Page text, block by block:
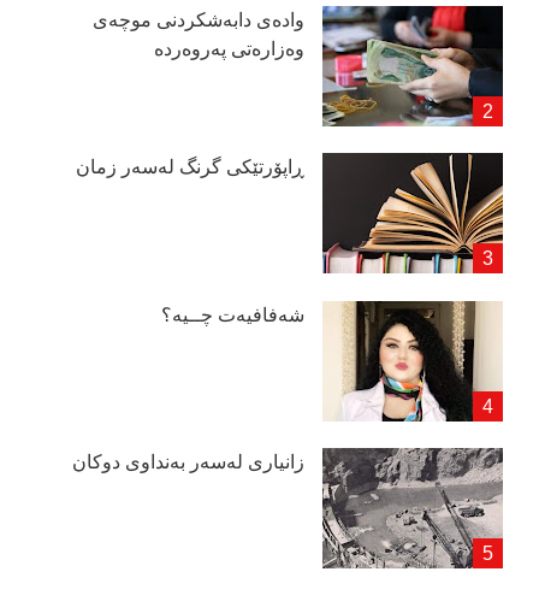
وادەی دابەشكردنی موچەی
وەزارەتی پەروەردە
ڕاپۆرتێكی گرنگ لەسەر زمان
شەفافیەت چــیە؟
زانیاری لەسەر بەنداوی دوكان